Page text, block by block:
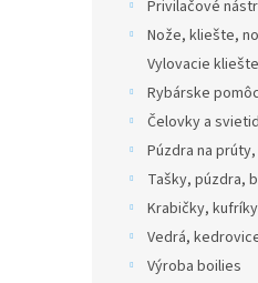
Privilačové
Nože, kliešte,
Vylovacie
Rybárske
Čelovky a
Púzdra na
Tašky, púzdra,
Krabičky, kufríky
Vedrá,
Výroba boilies